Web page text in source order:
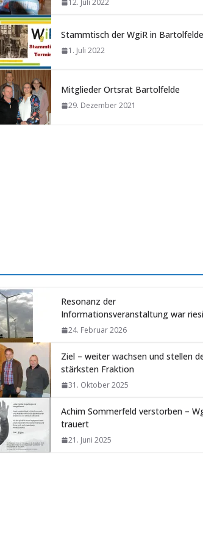
Stammtisch der WgiR in Bartolfelde
1. Juli 2022
Mitglieder Ortsrat Bartolfelde
29. Dezember 2021
Resonanz der
Informationsveranstaltung war
24. Februar 2026
Ziel – weiter wachsen und stellen
stärksten Fraktion
31. Oktober 2025
Achim Sommerfeld verstorben –
trauert
21. Juni 2025